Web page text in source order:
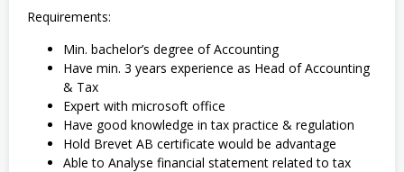
Requirements:
Min. bachelor’s degree of Accounting
Have min. 3 years experience as Head of Accounting
& Tax
Expert with microsoft office
Have good knowledge in tax practice & regulation
Hold Brevet AB certificate would be advantage
Able to Analyse financial statement related to tax